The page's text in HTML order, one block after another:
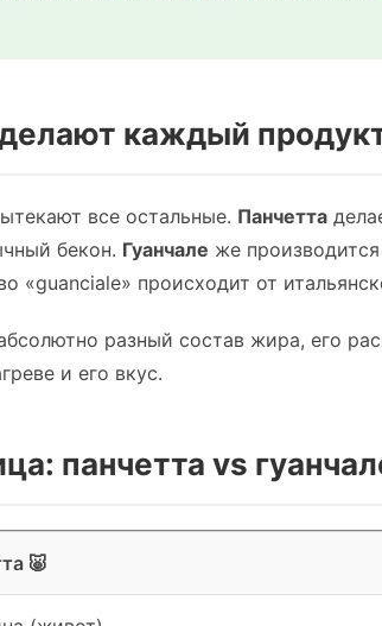
каждый
все остальные. Панчетта
бекон. Гуанчале же
«guanciale» происходит от
разный состав жира, его
и его вкус.
панчетта vs
🐷